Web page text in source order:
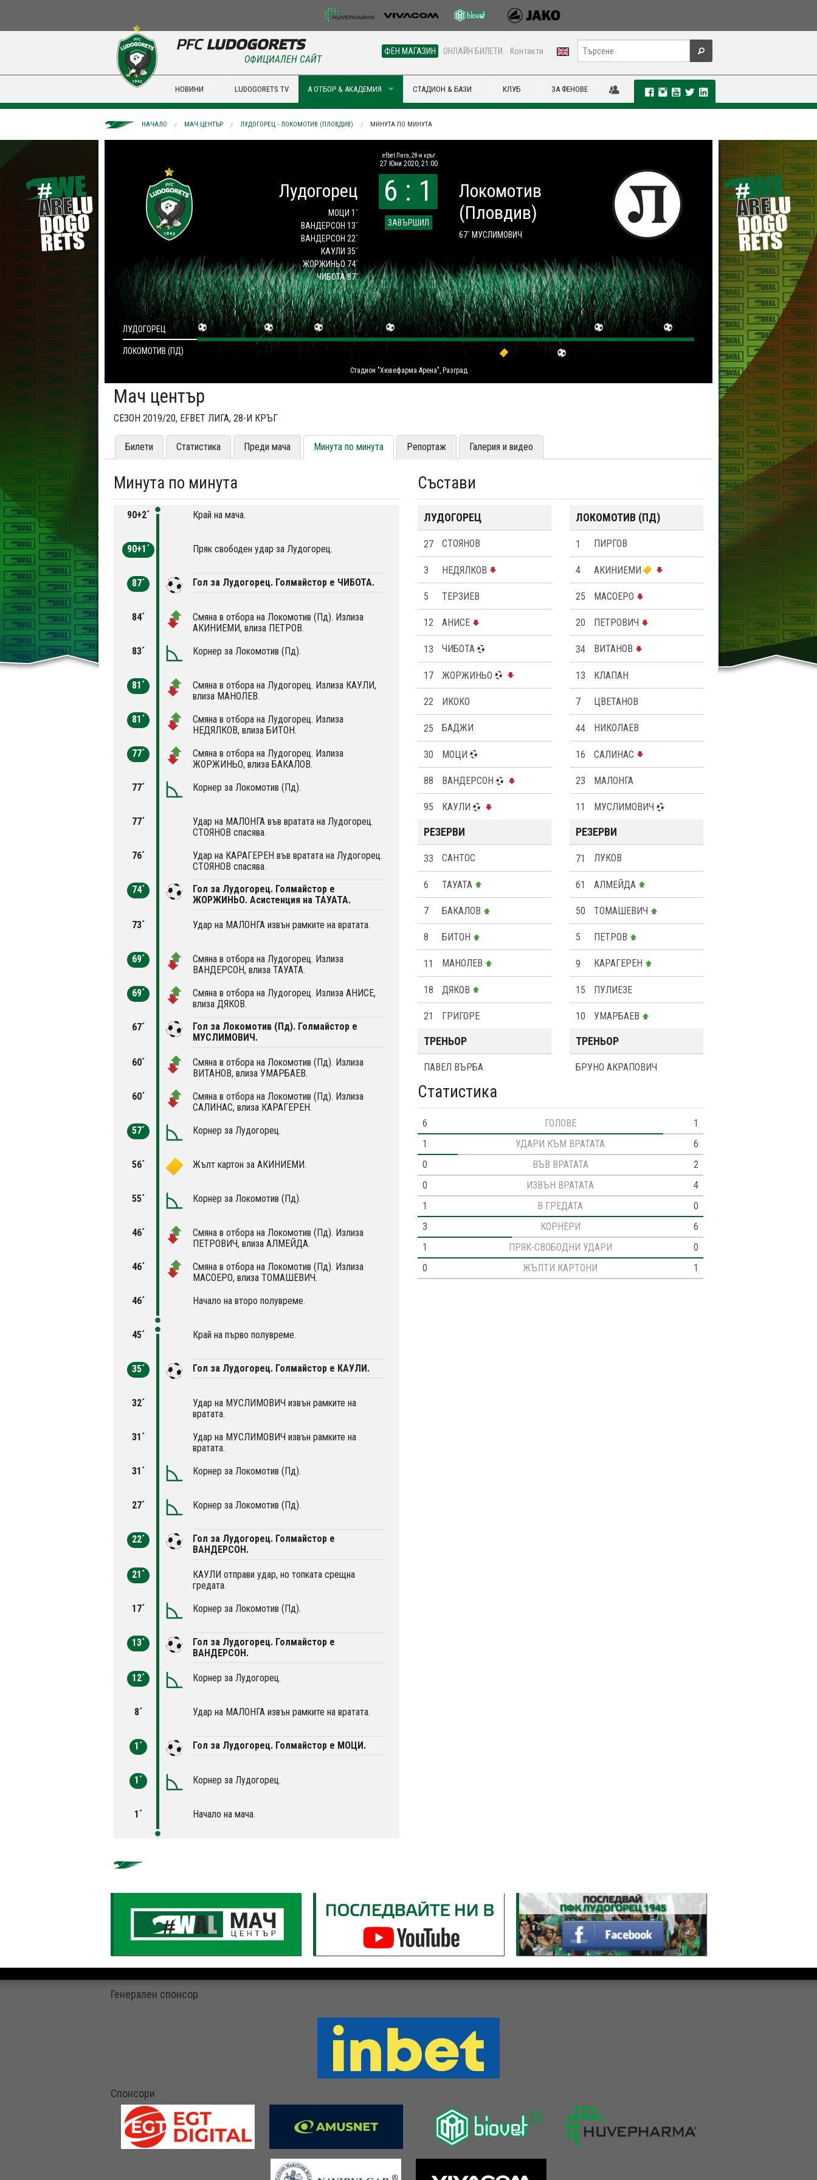
ФЕН МАГАЗИН ОНЛАЙН БИЛЕТИ Контакти
ОФИЦИАЛЕН САЙТ
НОВИНИ LUDOGORETS TV А ОТБОР & АКАДЕМИЯ СТАДИОН & БАЗИ КЛУБ ЗА ФЕНОВЕ
НАЧАЛО МАЧ ЦЕНТЪР ЛУДОГОРЕЦ - ЛОКОМОТИВ (ПЛОВДИВ) МИНУТА ПО МИНУТА
efbet Лига, 28-и кръг
27 Юни 2020, 21:00
Лудогорец
МОЦИ 1´
ВАНДЕРСОН 13´
ВАНДЕРСОН 22´
КАУЛИ 35´
ЖОРЖИНЬО 74´
ЧИБОТА 87´
6 : 1
ЗАВЪРШИЛ
Локомотив
(Пловдив)
67´ МУСЛИМОВИЧ
Стадион "Хювефарма Арена", Разград
ЛУДОГОРЕЦ
ЛОКОМОТИВ (ПД)
Мач център
СЕЗОН 2019/20, EFBET ЛИГА, 28-И КРЪГ
Билети Статистика Преди мача Минута по минута Репортаж Галерия и видео
Минута по минута
90+2´ Край на мача.
90+1´ Пряк свободен удар за Лудогорец.
87´ Гол за Лудогорец. Голмайстор е ЧИБОТА.
84´
Смяна в отбора на Локомотив (Пд). Излиза
АКИНИЕМИ, влиза ПЕТРОВ.
83´
Корнер за Локомотив (Пд).
81´
Смяна в отбора на Лудогорец. Излиза КАУЛИ,
влиза МАНОЛЕВ.
81´
Смяна в отбора на Лудогорец. Излиза
НЕДЯЛКОВ, влиза БИТОН.
77´
Смяна в отбора на Лудогорец. Излиза
ЖОРЖИНЬО, влиза БАКАЛОВ.
77´
Корнер за Локомотив (Пд).
77´
Удар на МАЛОНГА във вратата на Лудогорец.
СТОЯНОВ спасява.
76´
Удар на КАРАГЕРЕН във вратата на Лудогорец.
СТОЯНОВ спасява.
74´
Гол за Лудогорец. Голмайстор е
ЖОРЖИНЬО. Асистенция на ТАУАТА.
73´ Удар на МАЛОНГА извън рамките на вратата.
69´
Смяна в отбора на Лудогорец. Излиза
ВАНДЕРСОН, влиза ТАУАТА.
69´
Смяна в отбора на Лудогорец. Излиза АНИСЕ,
влиза ДЯКОВ.
67´
Гол за Локомотив (Пд). Голмайстор е
МУСЛИМОВИЧ.
60´
Смяна в отбора на Локомотив (Пд). Излиза
ВИТАНОВ, влиза УМАРБАЕВ.
60´
Смяна в отбора на Локомотив (Пд). Излиза
САЛИНАС, влиза КАРАГЕРЕН.
57´
Корнер за Лудогорец.
56´ Жълт картон за АКИНИЕМИ.
55´ Корнер за Локомотив (Пд).
46´
Смяна в отбора на Локомотив (Пд). Излиза
ПЕТРОВИЧ, влиза АЛМЕЙДА.
46´
Смяна в отбора на Локомотив (Пд). Излиза
МАСОЕРО, влиза ТОМАШЕВИЧ.
46´
Начало на второ полувреме.
45´ Край на първо полувреме.
35´ Гол за Лудогорец. Голмайстор е КАУЛИ.
32´
Удар на МУСЛИМОВИЧ извън рамките на
вратата.
31´
Удар на МУСЛИМОВИЧ извън рамките на
вратата.
31´
Корнер за Локомотив (Пд).
27´ Корнер за Локомотив (Пд).
22´
Гол за Лудогорец. Голмайстор е
ВАНДЕРСОН.
21´
КАУЛИ отправи удар, но топката срещна
гредата.
17´
Корнер за Локомотив (Пд).
13´
Гол за Лудогорец. Голмайстор е
ВАНДЕРСОН.
12´ Корнер за Лудогорец.
8´ Удар на МАЛОНГА извън рамките на вратата.
1´ Гол за Лудогорец. Голмайстор е МОЦИ.
1´ Корнер за Лудогорец.
1´ Начало на мача.
Състави
ЛУДОГОРЕЦ
27 СТОЯНОВ
3 НЕДЯЛКОВ
5 ТЕРЗИЕВ
12 АНИСЕ
13 ЧИБОТА
17 ЖОРЖИНЬО
22 ИКОКО
25 БАДЖИ
30 МОЦИ
88 ВАНДЕРСОН
95 КАУЛИ
РЕЗЕРВИ
33 САНТОС
6 ТАУАТА
7 БАКАЛОВ
8 БИТОН
11 МАНОЛЕВ
18 ДЯКОВ
21 ГРИГОРЕ
ЛОКОМОТИВ (ПД)
1 ПИРГОВ
4 АКИНИЕМИ
25 МАСОЕРО
20 ПЕТРОВИЧ
34 ВИТАНОВ
13 КЛАПАН
7 ЦВЕТАНОВ
44 НИКОЛАЕВ
16 САЛИНАС
23 МАЛОНГА
11 МУСЛИМОВИЧ
РЕЗЕРВИ
71 ЛУКОВ
61 АЛМЕЙДА
50 ТОМАШЕВИЧ
5 ПЕТРОВ
9 КАРАГЕРЕН
15 ПУЛИЕЗЕ
10 УМАРБАЕВ
ТРЕНЬОР
ПАВЕЛ ВЪРБА
ТРЕНЬОР
БРУНО АКРАПОВИЧ
Статистика
6 ГОЛОВЕ
1
1
УДАРИ КЪМ ВРАТАТА
6
0
ВЪВ ВРАТАТА
2
0
ИЗВЪН ВРАТАТА
4
1
В ГРЕДАТА
0
3
КОРНЕРИ
6
1
ПРЯК-СВОБОДНИ УДАРИ
0
0
ЖЪЛТИ КАРТОНИ 1
Генерален спонсор
Спонсори